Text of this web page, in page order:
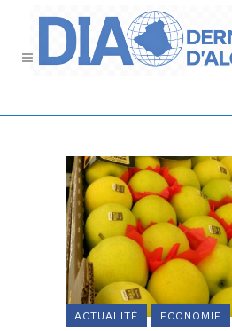
ACTUALITÉ ECONOMIE